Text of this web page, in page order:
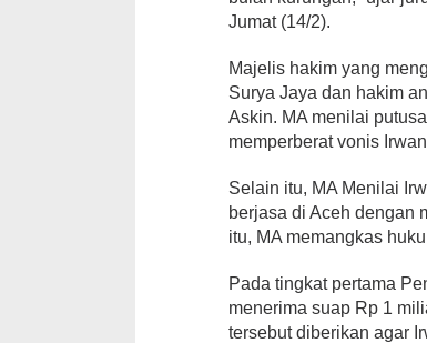
Jumat (14/2).
Majelis hakim yang
Surya Jaya dan hakim
Askin. MA menilai
memperberat vonis
Selain itu, MA Menilai
berjasa di Aceh dengan
itu, MA memangkas
Pada tingkat pertama
menerima suap Rp 1
tersebut diberikan agar